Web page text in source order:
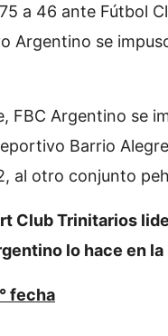
a 46 ante Fútbol
Argentino se
FBC Argentino se
Barrio
al otro conjunto
Club Trinitarios
lo hace en la
fecha